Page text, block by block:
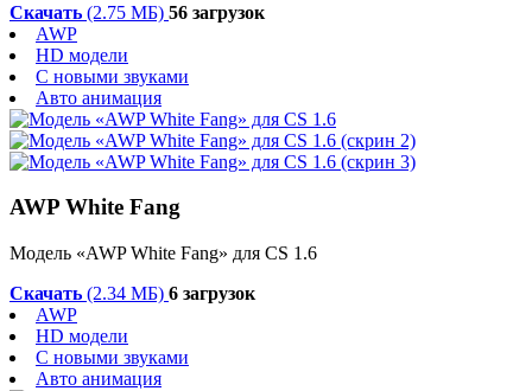
Скачать (2.75 МБ) 56 загрузок
AWP
HD модели
С новыми звуками
Авто анимация
AWP White Fang
Модель «AWP White Fang» для CS 1.6
Скачать (2.34 МБ) 6 загрузок
AWP
HD модели
С новыми звуками
Авто анимация